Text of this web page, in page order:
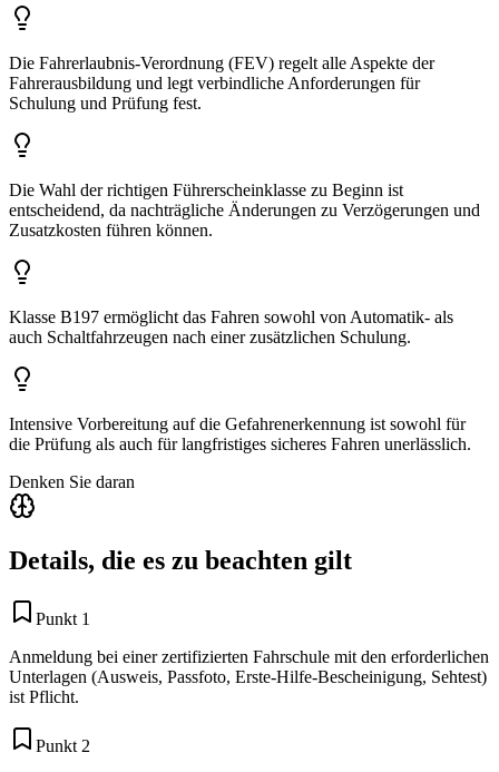
Die Fahrerlaubnis-Verordnung (FEV) regelt alle Aspekte der
Fahrerausbildung und legt verbindliche Anforderungen für
Schulung und Prüfung fest.
Die Wahl der richtigen Führerscheinklasse zu Beginn ist
entscheidend, da nachträgliche Änderungen zu Verzögerungen und
Zusatzkosten führen können.
Klasse B197 ermöglicht das Fahren sowohl von Automatik- als
auch Schaltfahrzeugen nach einer zusätzlichen Schulung.
Intensive Vorbereitung auf die Gefahrenerkennung ist sowohl für
die Prüfung als auch für langfristiges sicheres Fahren unerlässlich.
Denken Sie daran
Details, die es zu beachten gilt
Punkt 1
Anmeldung bei einer zertifizierten Fahrschule mit den erforderlichen
Unterlagen (Ausweis, Passfoto, Erste-Hilfe-Bescheinigung, Sehtest)
ist Pflicht.
Punkt 2